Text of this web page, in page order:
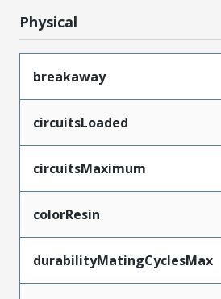
Physical
breakaway
circuitsLoaded
circuitsMaximum
colorResin
durabilityMatingCyclesMax